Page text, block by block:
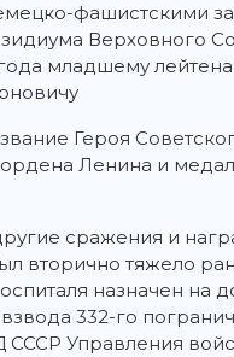
фашистскими
Верховного
младшему
Героя
Ленина и
сражения и
вторично тяжело
назначен на
332-го
СССР Управления